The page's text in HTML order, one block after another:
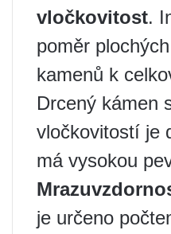
vločkovitost.
poměr
kamenů k
Drcený kámen
vločkovitostí je
má vysokou
je určeno